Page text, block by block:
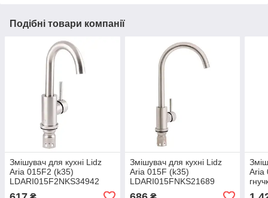
Подібні товари компанії
Змішувач для кухні Lidz
Aria 015F2 (k35)
LDARI015F2NKS34942
Змішувач для кухні Lidz
Aria 015F (k35)
LDARI015FNKS21689
Aria